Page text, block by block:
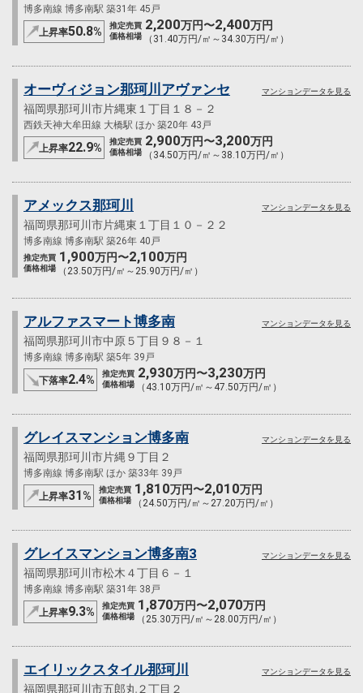
博多南線 博多南駅 築31年 45戸
上昇率50.8%
推定売買
価格相場
2,200万円〜2,400万円
（31.40万円/㎡～34.30万円/㎡）
オーヴィジョン那珂川アヴァンセ
福岡県那珂川市片縄東１丁目１８－２
西鉄天神大牟田線 大橋駅 ほか 築20年 43戸
上昇率22.9%
推定売買
価格相場
2,900万円〜3,200万円
（34.50万円/㎡～38.10万円/㎡）
マンションデータを見る
アメックス那珂川
福岡県那珂川市片縄東１丁目１０－２２
博多南線 博多南駅 築26年 40戸
推定売買
価格相場
1,900万円〜2,100万円
（23.50万円/㎡～25.90万円/㎡）
マンションデータを見る
アルファスマート博多南
福岡県那珂川市中原５丁目９８－１
博多南線 博多南駅 築5年 39戸
下落率2.4%
推定売買
価格相場
2,930万円〜3,230万円
（43.10万円/㎡～47.50万円/㎡）
マンションデータを見る
グレイスマンション博多南
福岡県那珂川市片縄９丁目２
博多南線 博多南駅 ほか 築33年 39戸
上昇率31%
推定売買
価格相場
1,810万円〜2,010万円
（24.50万円/㎡～27.20万円/㎡）
マンションデータを見る
グレイスマンション博多南3
福岡県那珂川市松木４丁目６－１
博多南線 博多南駅 築31年 38戸
上昇率9.3%
推定売買
価格相場
1,870万円〜2,070万円
（25.30万円/㎡～28.00万円/㎡）
マンションデータを見る
エイリックスタイル那珂川
福岡県那珂川市五郎丸２丁目２
マンションデータを見る